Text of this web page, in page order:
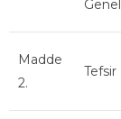
Madde
2.
Tefsir